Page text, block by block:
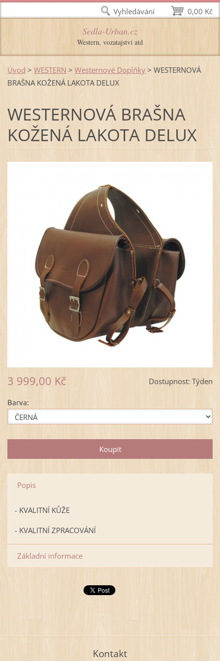
Sedla-Urban.cz
Western, vozatajství atd
Úvod > WESTERN > Westernové Doplňky > WESTERNOVÁ
BRAŠNA KOŽENÁ LAKOTA DELUX
WESTERNOVÁ BRAŠNA
KOŽENÁ LAKOTA DELUX
Dostupnost: Týden
3 999,00 Kč
Barva:
Popis
- KVALITNÍ KŮŽE
- KVALITNÍ ZPRACOVÁNÍ
Základní informace
Kontakt
0,00 Kč
Vyhledávání